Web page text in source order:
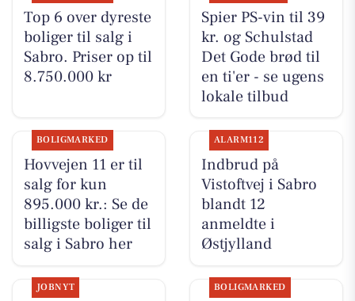
Top 6 over dyreste
boliger til salg i
Sabro. Priser op til
8.750.000 kr
Spier PS-vin til 39
kr. og Schulstad
Det Gode brød til
en ti'er - se ugens
lokale tilbud
BOLIGMARKED
Hovvejen 11 er til
salg for kun
895.000 kr.: Se de
billigste boliger til
salg i Sabro her
ALARM112
Indbrud på
Vistoftvej i Sabro
blandt 12
anmeldte i
Østjylland
JOBNYT BOLIGMARKED